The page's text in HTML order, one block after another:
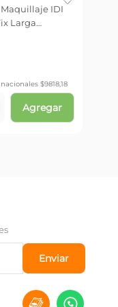
IDI
Larga
$9818,18
Agregar
Enviar